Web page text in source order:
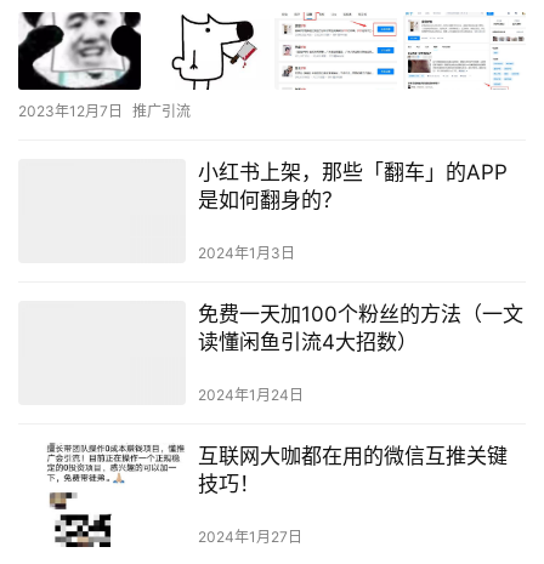
2023年12月7日 推广引流
小红书上架，那些「翻车」的APP
是如何翻身的？
2024年1月3日
免费一天加100个粉丝的方法（一文
读懂闲鱼引流4大招数）
2024年1月24日
互联网大咖都在用的微信互推关键
技巧！
2024年1月27日